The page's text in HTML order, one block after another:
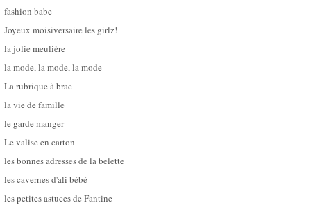
fashion babe
Joyeux moisiversaire les girlz!
la jolie meulière
la mode, la mode, la mode
La rubrique à brac
la vie de famille
le garde manger
Le valise en carton
les bonnes adresses de la belette
les cavernes d'ali bébé
les petites astuces de Fantine